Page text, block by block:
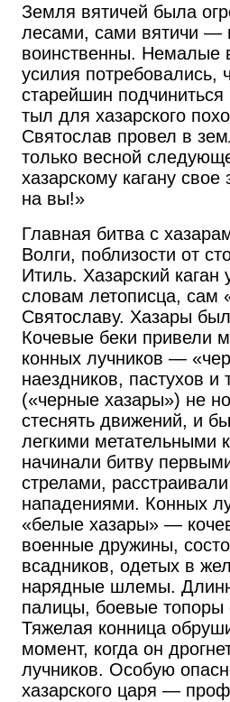
Земля вятичей была
лесами, сами вятичи —
воинственны. Немалые
усилия потребовались,
старейшин
тыл для хазарского
Святослав провел в
только весной
хазарскому кагану
на вы!»
Главная битва с
Волги, поблизости от
Итиль. Хазарский каган
словам летописца, сам
Святославу. Хазары
Кочевые беки привели
конных лучников —
наездников, пастухов
(«черные хазары») не
стеснять движений, и
легкими метательными
начинали битву
стрелами,
нападениями. Конных
«белые хазары» —
военные дружины,
всадников, одетых в
нарядные шлемы.
палицы, боевые топоры
Тяжелая конница
момент, когда он
лучников. Особую
хазарского царя —